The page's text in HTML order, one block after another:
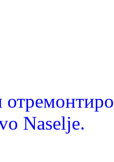
Naselje.